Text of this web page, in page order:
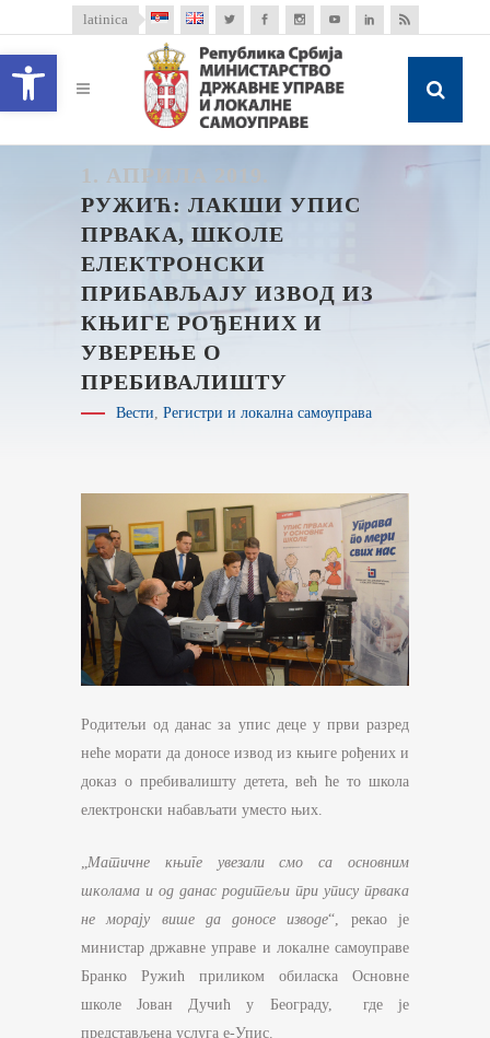
Open toolbar
latinica
1. АПРИЛА 2019.
РУЖИЋ: ЛАКШИ УПИС
ПРВАКА, ШКОЛЕ
ЕЛЕКТРОНСКИ
ПРИБАВЉАЈУ ИЗВОД ИЗ
КЊИГЕ РОЂЕНИХ И
УВЕРЕЊЕ О
ПРЕБИВАЛИШТУ
Вести, Регистри и локална самоуправа
Родитељи од данас за упис деце у први разред
неће морати да доносе извод из књиге рођених и
доказ о пребивалишту детета, већ ће то школа
електронски набављати уместо њих.
„Матичне књиге увезали смо са основним
школама и од данас родитељи при упису првака
не морају више да доносе изводе“, рекао је
министар државне управе и локалне самоуправе
Бранко Ружић приликом обиласка Основне
школе Јован Дучић у Београду, где је
представљена услуга е-Упис.